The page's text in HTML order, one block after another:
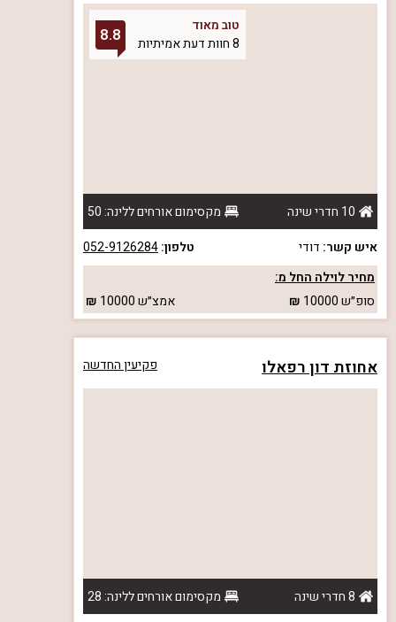
טוב מאוד
8 חוות דעת אמיתיות
8.8
10 חדרי שינה
מקסימום אורחים ללינה: 50
איש קשר: דודי טלפון:052-9126284
מחיר לוילה החל מ:
סופ״ש10000 אמצ״ש10000
אחוזת דון רפאלו פקיעין החדשה
8 חדרי שינה
מקסימום אורחים ללינה: 28